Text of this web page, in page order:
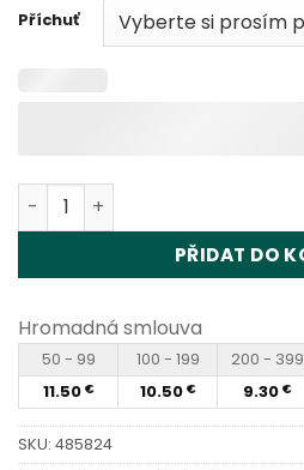
Příchuť
Vapsolo Quads 80000
PŘIDAT DO
Hromadná smlouva
50 - 99 100 - 199 200 - 399
11.50 € 10.50 € 9.30 €
SKU: 485824